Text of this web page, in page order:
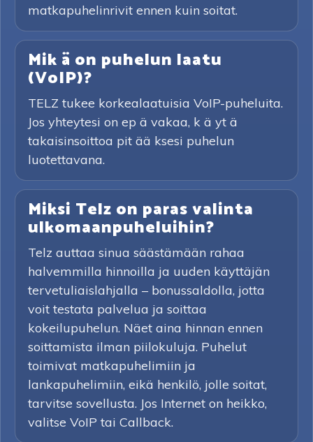
matkapuhelinrivit ennen kuin soitat.
Mik ä on puhelun laatu
(VoIP)?
TELZ tukee korkealaatuisia VoIP-puheluita.
Jos yhteytesi on ep ä vakaa, k ä yt ä
takaisinsoittoa pit ää ksesi puhelun
luotettavana.
Miksi Telz on paras valinta
ulkomaanpuheluihin?
Telz auttaa sinua säästämään rahaa
halvemmilla hinnoilla ja uuden käyttäjän
tervetuliaislahjalla – bonussaldolla, jotta
voit testata palvelua ja soittaa
kokeilupuhelun. Näet aina hinnan ennen
soittamista ilman piilokuluja. Puhelut
toimivat matkapuhelimiin ja
lankapuhelimiin, eikä henkilö, jolle soitat,
tarvitse sovellusta. Jos Internet on heikko,
valitse VoIP tai Callback.